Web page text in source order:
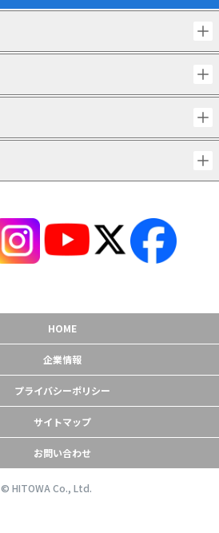
HOME
企業情報
プライバシーポリシー
サイトマップ
お問い合わせ
© HITOWA Co., Ltd.